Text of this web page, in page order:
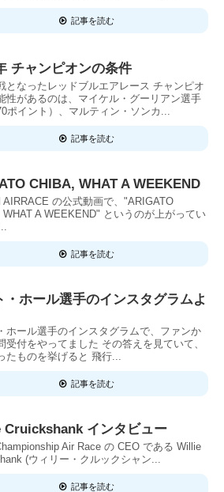
記事を読む
チャンピオンの条件
となったレッドブルエアレース チャンピオ
性があるのは、マイケル・グーリアン選手
ポイント）、マルティン・ソンカ...
記事を読む
CHIBA, WHAT A WEEKEND
AIRRACE の公式動画で、"ARIGATO
A WEEKEND" というのが上がってい
記事を読む
・ホール選手のインスタグラムよ
ホール選手のインスタグラムで、ファンか
受付をやってました その答えを見ていて、
たものを挙げると 飛行...
記事を読む
インタビュー
Air Race の CEO である Willie
(ウィリー・クルックシャン...
記事を読む